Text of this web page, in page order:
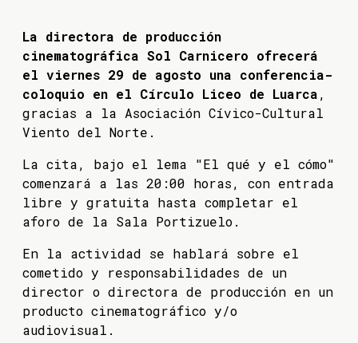
La directora de producción
cinematográfica Sol Carnicero ofrecerá
el viernes 29 de agosto una conferencia-
coloquio en el Círculo Liceo de Luarca,
gracias a la Asociación Cívico-Cultural
Viento del Norte.
La cita, bajo el lema "El qué y el cómo"
comenzará a las 20:00 horas, con entrada
libre y gratuita hasta completar el
aforo de la Sala Portizuelo.
En la actividad se hablará sobre el
cometido y responsabilidades de un
director o directora de producción en un
producto cinematográfico y/o
audiovisual.